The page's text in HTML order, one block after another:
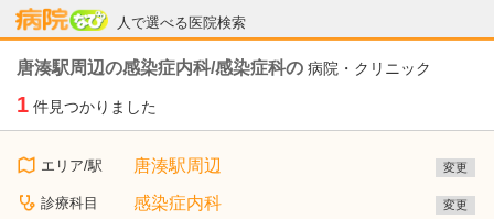
人で選べる医院検索
病院なび
唐湊駅周辺の感染症内科/感染症科の 病院・クリニック
1 件見つかりました
エリア/駅 唐湊駅周辺 変更
診療科目 感染症内科 変更